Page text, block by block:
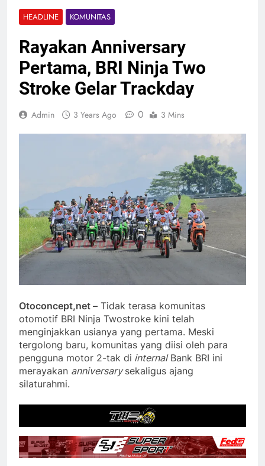
HEADLINE KOMUNITAS
Rayakan Anniversary
Pertama, BRI Ninja Two
Stroke Gelar Trackday
Admin 3 Years Ago 0 3 Mins
Otoconcept,net – Tidak terasa komunitas
otomotif BRI Ninja Twostroke kini telah
menginjakkan usianya yang pertama. Meski
tergolong baru, komunitas yang diisi oleh para
pengguna motor 2-tak di internalBank BRI ini
merayakan anniversarysekaligus ajang
silaturahmi.